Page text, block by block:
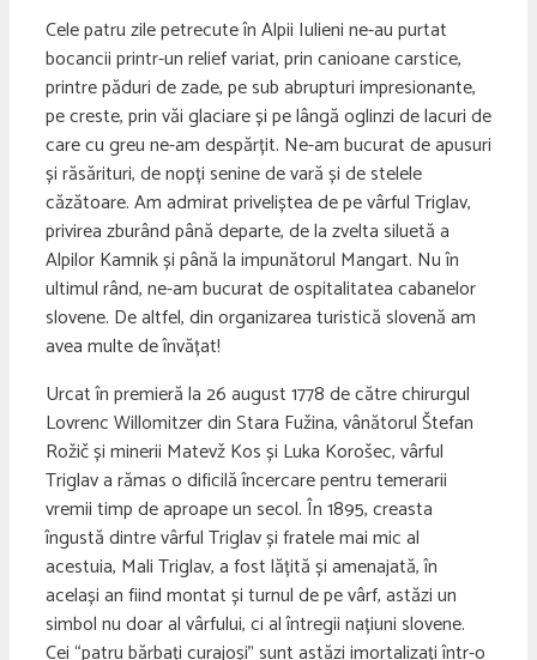
Cele patru zile petrecute în Alpii Iulieni ne-au purtat
bocancii printr-un relief variat, prin canioane carstice,
printre păduri de zade, pe sub abrupturi impresionante,
pe creste, prin văi glaciare și pe lângă oglinzi de lacuri de
care cu greu ne-am despărțit. Ne-am bucurat de apusuri
și răsărituri, de nopți senine de vară și de stelele
căzătoare. Am admirat priveliștea de pe vârful Triglav,
privirea zburând până departe, de la zvelta siluetă a
Alpilor Kamnik și până la impunătorul Mangart. Nu în
ultimul rând, ne-am bucurat de ospitalitatea cabanelor
slovene. De altfel, din organizarea turistică slovenă am
avea multe de învățat!
Urcat în premieră la 26 august 1778 de către chirurgul
Lovrenc Willomitzer din Stara Fužina, vânătorul Štefan
Rožič și minerii Matevž Kos și Luka Korošec, vârful
Triglav a rămas o dificilă încercare pentru temerarii
vremii timp de aproape un secol. În 1895, creasta
îngustă dintre vârful Triglav și fratele mai mic al
acestuia, Mali Triglav, a fost lățită și amenajată, în
același an fiind montat și turnul de pe vârf, astăzi un
simbol nu doar al vârfului, ci al întregii națiuni slovene.
Cei “patru bărbați curajoși” sunt astăzi imortalizați într-o